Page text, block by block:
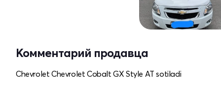
Комментарий продавца
Chevrolet Chevrolet Cobalt GX Style AT sotiladi